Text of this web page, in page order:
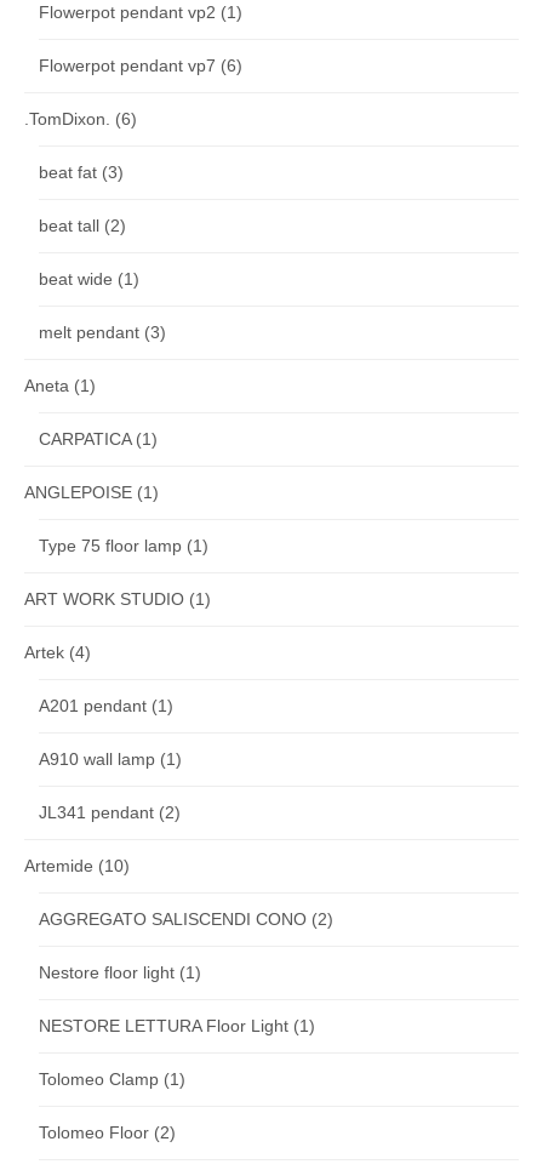
Flowerpot pendant vp2 (1)
Flowerpot pendant vp7 (6)
.TomDixon. (6)
beat fat (3)
beat tall (2)
beat wide (1)
melt pendant (3)
Aneta (1)
CARPATICA(1)
ANGLEPOISE (1)
Type 75 floor lamp (1)
ART WORK STUDIO (1)
Artek (4)
A201 pendant (1)
A910 wall lamp (1)
JL341 pendant (2)
Artemide (10)
AGGREGATO SALISCENDI CONO (2)
Nestore floor light (1)
NESTORE LETTURA Floor Light (1)
Tolomeo Clamp (1)
Tolomeo Floor (2)